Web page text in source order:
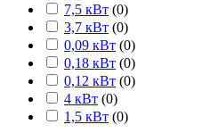
7,5 кВт (0)
3,7 кВт (0)
0,09 кВт (0)
0,18 кВт (0)
0,12 кВт (0)
4 кВт (0)
1,5 кВт (0)